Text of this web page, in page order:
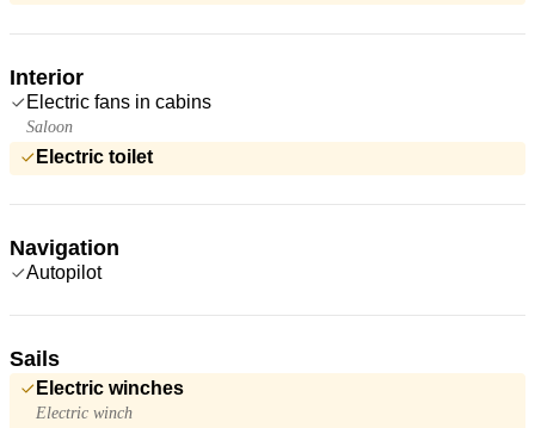
Interior
Electric fans in cabins
Saloon
Electric toilet
Navigation
Autopilot
Sails
Electric winches
Electric winch